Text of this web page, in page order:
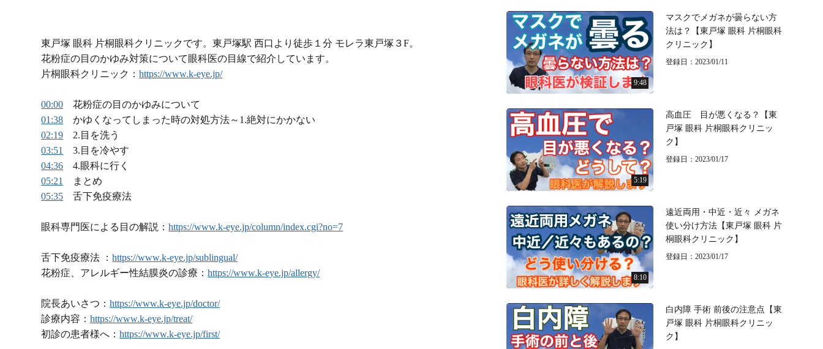
東戸塚 眼科 片桐眼科クリニックです。東戸塚駅 西口より徒歩１分 モレラ東戸塚３F。
花粉症の目のかゆみ対策について眼科医の目線で紹介しています。
片桐眼科クリニック：https://www.k-eye.jp/
00:00
花粉症の目のかゆみについて
01:38
かゆくなってしまった時の対処方法～1.絶対にかかない
02:19
2.目を洗う
03:51
3.目を冷やす
04:36
4.眼科に行く
05:21
まとめ
05:35
舌下免疫療法
眼科専門医による目の解説：https://www.k-eye.jp/column/index.cgi?no=7
舌下免疫療法 ：https://www.k-eye.jp/sublingual/
花粉症、アレルギー性結膜炎の診療：https://www.k-eye.jp/allergy/
院長あいさつ：https://www.k-eye.jp/doctor/
診療内容：https://www.k-eye.jp/treat/
初診の患者様へ：https://www.k-eye.jp/first/
9:48
マスクでメガネが曇らない方
法は？【東戸塚 眼科 片桐眼科
クリニック】
登録日：2023/01/11
5:19
高血圧 目が悪くなる？【東
戸塚 眼科 片桐眼科クリニッ
ク】
登録日：2023/01/17
8:10
遠近両用・中近・近々 メガネ
使い分け方法【東戸塚 眼科 片
桐眼科クリニック】
登録日：2023/01/17
白内障 手術 前後の注意点【東
戸塚 眼科 片桐眼科クリニッ
ク】